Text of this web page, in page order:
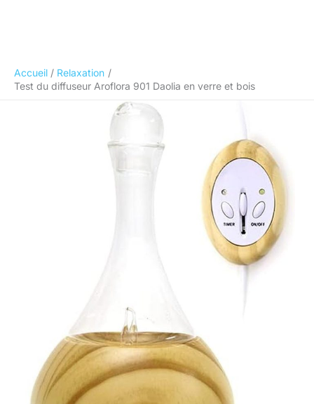
Accueil
Relaxation
Test du diffuseur Aroflora 901 Daolia en verre et bois